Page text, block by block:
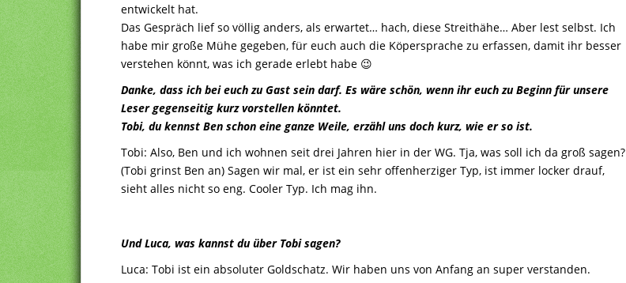
entwickelt hat.
Das Gespräch lief so völlig anders, als erwartet… hach, diese Streithähe… Aber lest selbst. Ich
habe mir große Mühe gegeben, für euch auch die Köpersprache zu erfassen, damit ihr besser
verstehen könnt, was ich gerade erlebt habe 😉
Danke, dass ich bei euch zu Gast sein darf. Es wäre schön, wenn ihr euch zu Beginn für unsere
Leser gegenseitig kurz vorstellen könntet.
Tobi, du kennst Ben schon eine ganze Weile, erzähl uns doch kurz, wie er so ist.
Tobi: Also, Ben und ich wohnen seit drei Jahren hier in der WG. Tja, was soll ich da groß sagen?
(Tobi grinst Ben an) Sagen wir mal, er ist ein sehr offenherziger Typ, ist immer locker drauf,
sieht alles nicht so eng. Cooler Typ. Ich mag ihn.
Und Luca, was kannst du über Tobi sagen?
Luca: Tobi ist ein absoluter Goldschatz. Wir haben uns von Anfang an super verstanden.